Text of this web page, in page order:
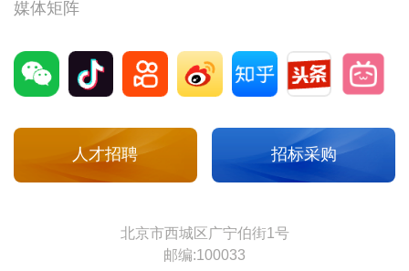
媒体矩阵
人才招聘 招标采购
北京市西城区广宁伯街1号
邮编:100033